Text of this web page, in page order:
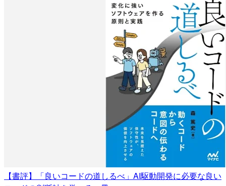
【書評】「良いコードの道しるべ」AI駆動開発に必要な良い